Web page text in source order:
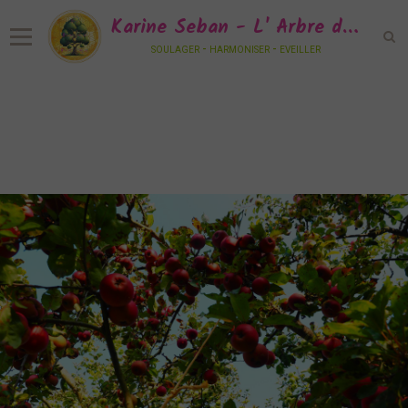
Karine Seban - L' Arbre de Vie Sonore
soulager - harmoniser - eveiller